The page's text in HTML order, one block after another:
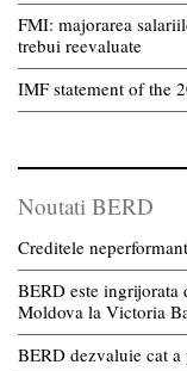
FMI: majorarea
trebui reevaluate
IMF statement of the
Noutati BERD
Creditele
BERD este
Moldova la Victoria
BERD dezvaluie cat